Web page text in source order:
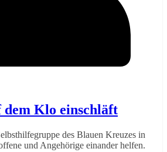
dem Klo einschläft
des Blauen Kreuzes in
und Angehörige einander helfen.